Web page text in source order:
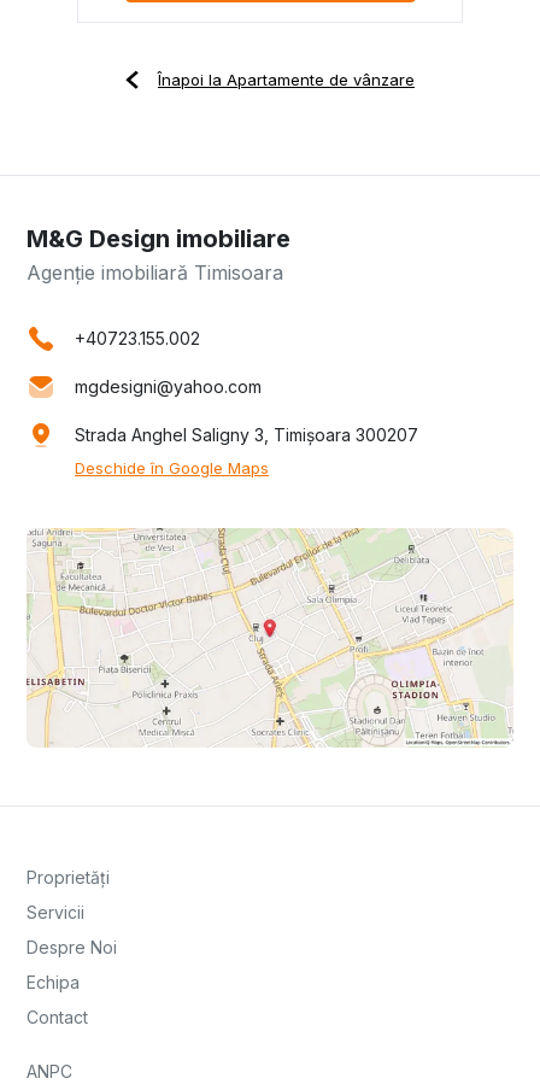
Înapoi la Apartamente de vânzare
M&G Design imobiliare
Agenție imobiliară Timisoara
+40723.155.002
mgdesigni@yahoo.com
Strada Anghel Saligny 3, Timișoara 300207
Deschide în Google Maps
Proprietăți
Servicii
Despre Noi
Echipa
Contact
ANPC